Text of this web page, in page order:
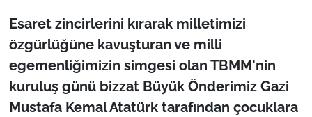
Esaret zincirlerini kırarak milletimizi
özgürlüğüne kavuşturan ve milli
egemenliğimizin simgesi olan TBMM'nin
kuruluş günü bizzat Büyük Önderimiz Gazi
Mustafa Kemal Atatürk tarafından çocuklara
Finans
Genel-A
Gündem-Eğitim